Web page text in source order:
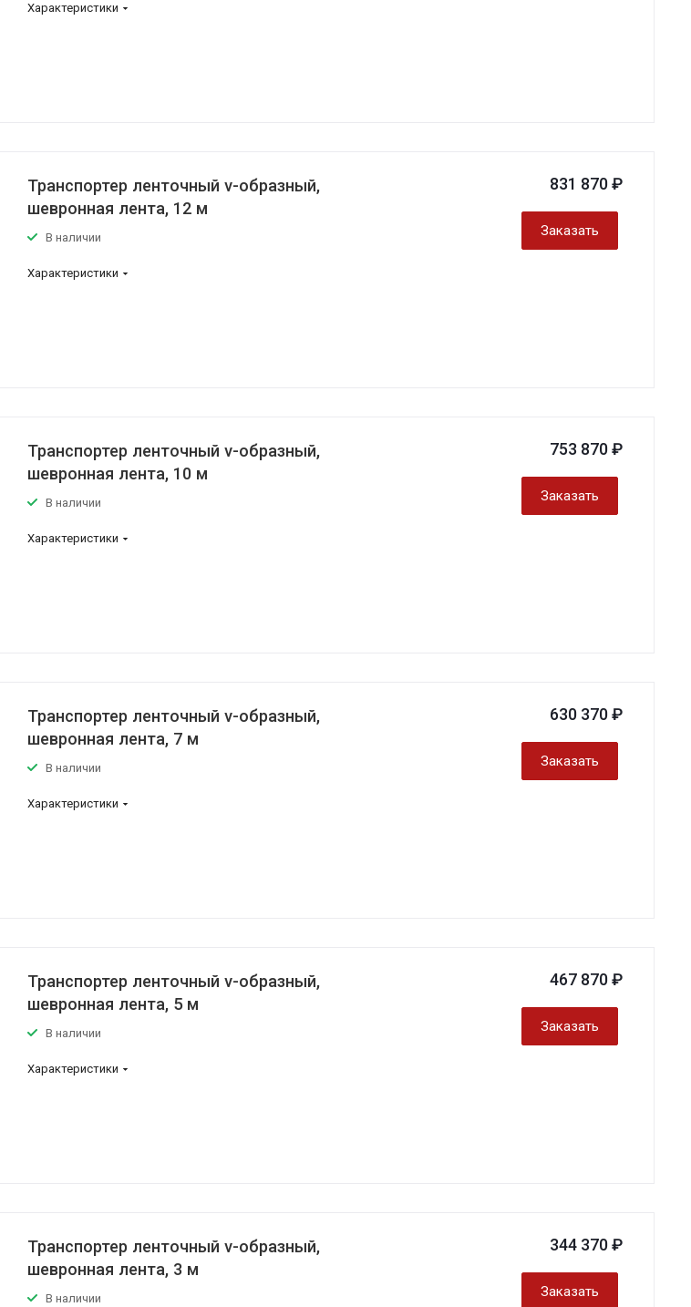
Характеристики
Транспортер ленточный v-образный,
шевронная лента, 12 м
В наличии
Характеристики
831 870 ₽
Заказать
Транспортер ленточный v-образный,
шевронная лента, 10 м
В наличии
Характеристики
753 870 ₽
Заказать
Транспортер ленточный v-образный,
шевронная лента, 7 м
В наличии
Характеристики
630 370 ₽
Заказать
Транспортер ленточный v-образный,
шевронная лента, 5 м
В наличии
Характеристики
467 870 ₽
Заказать
Транспортер ленточный v-образный,
шевронная лента, 3 м
В наличии
344 370 ₽
Заказать